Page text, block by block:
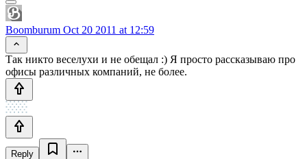
Boomburum Oct 20 2011 at 12:59
Так никто веселухи и не обещал :) Я просто рассказываю про
офисы различных компаний, не более.
Reply